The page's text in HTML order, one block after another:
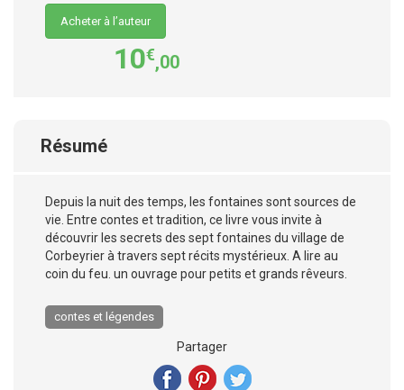
Acheter à l’auteur
10€,00
Résumé
Depuis la nuit des temps, les fontaines sont sources de
vie. Entre contes et tradition, ce livre vous invite à
découvrir les secrets des sept fontaines du village de
Corbeyrier à travers sept récits mystérieux. A lire au
coin du feu. un ouvrage pour petits et grands rêveurs.
contes et légendes
Partager